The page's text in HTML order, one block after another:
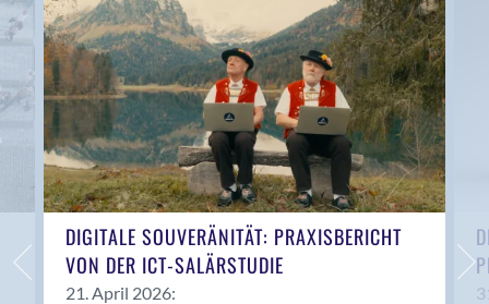
Anwil
Appenzell
Au SG
Baar
Baden
Balsthal
Balzers
Basel
Bassersdorf
Belp
DIGITALE SOUVERÄNITÄT: PRAXISBERICHT
VON DER ICT-SALÄRSTUDIE
21. April 2026: